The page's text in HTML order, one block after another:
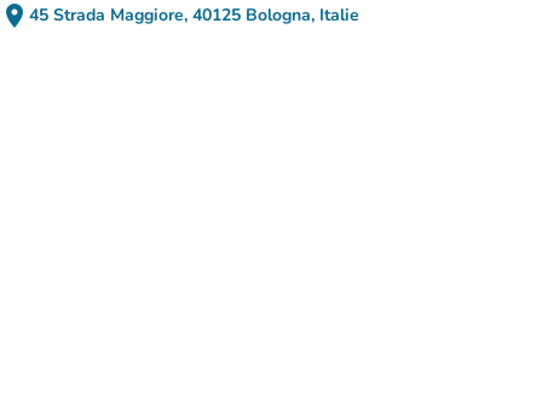
place 45 Strada Maggiore, 40125 Bologna, Italie
(apri in Google Maps)
(nuova scheda)